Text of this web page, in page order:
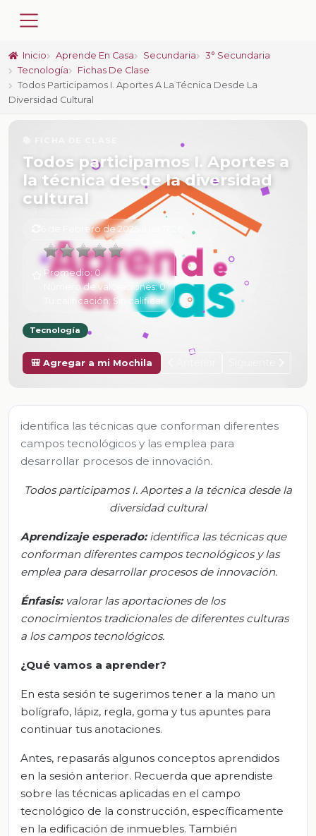
Inicio Aprende En Casa Secundaria
3° Secundaria
Tecnología
Fichas De Clase
Todos Participamos I. Aportes A La Técnica Desde La
Diversidad Cultural
Todos participamos I. Aportes a
la técnica desde la diversidad
cultural
6 de Febrero de 2025 a las 17:26
Promedio:0
Número de valoraciones:0
Tu calificación: Sin calificar
Tecnología
🎒 Agregar a mi Mochila
identifica las técnicas que conforman diferentes
campos tecnológicos y las emplea para
desarrollar procesos de innovación.
Todos participamos I. Aportes a la técnica desde la
diversidad cultural
Aprendizaje esperado: identifica las técnicas que
conforman diferentes campos tecnológicos y las
emplea para desarrollar procesos de innovación.
Énfasis: valorar las aportaciones de los
conocimientos tradicionales de diferentes culturas
a los campos tecnológicos.
¿Qué vamos a aprender?
En esta sesión te sugerimos tener a la mano un
bolígrafo, lápiz, regla, goma y tus apuntes para
continuar tus anotaciones.
Antes, repasarás algunos conceptos aprendidos
en la sesión anterior. Recuerda que aprendiste
sobre las técnicas aplicadas en el campo
tecnológico de la construcción, específicamente
en la edificación de inmuebles. También